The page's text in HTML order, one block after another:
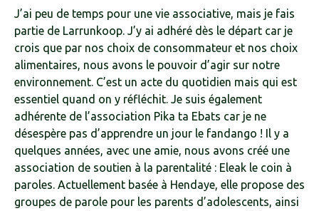
J’ai peu de temps pour une vie associative, mais je fais
partie de Larrunkoop. J’y ai adhéré dès le départ car je
crois que par nos choix de consommateur et nos choix
alimentaires, nous avons le pouvoir d’agir sur notre
environnement. C’est un acte du quotidien mais qui est
essentiel quand on y réfléchit. Je suis également
adhérente de l’association Pika ta Ebats car je ne
désespère pas d’apprendre un jour le fandango ! Il y a
quelques années, avec une amie, nous avons créé une
association de soutien à la parentalité : Eleak le coin à
paroles. Actuellement basée à Hendaye, elle propose des
groupes de parole pour les parents d’adolescents, ainsi